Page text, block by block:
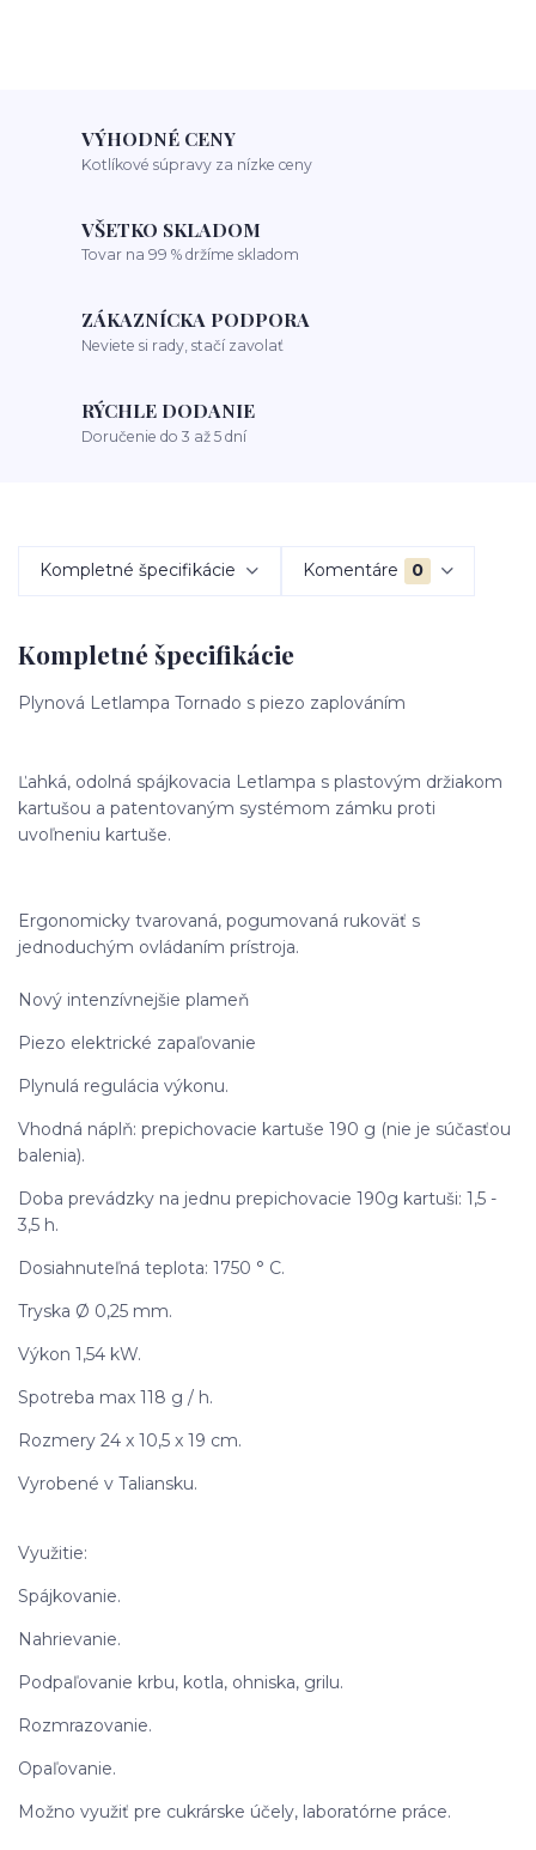
VÝHODNÉ CENY
Kotlíkové súpravy za nízke ceny
VŠETKO SKLADOM
Tovar na 99 % držíme skladom
ZÁKAZNÍCKA PODPORA
Neviete si rady, stačí zavolať
RÝCHLE DODANIE
Doručenie do 3 až 5 dní
Kompletné špecifikácie Komentáre 0
Kompletné špecifikácie
Plynová Letlampa Tornado s piezo zaplováním
Ľahká, odolná spájkovacia Letlampa s plastovým držiakom
kartušou a patentovaným systémom zámku proti
uvoľneniu kartuše.
Ergonomicky tvarovaná, pogumovaná rukoväť s
jednoduchým ovládaním prístroja.
Nový intenzívnejšie plameň
Piezo elektrické zapaľovanie
Plynulá regulácia výkonu.
Vhodná náplň: prepichovacie kartuše 190 g (nie je súčasťou
balenia).
Doba prevádzky na jednu prepichovacie 190g kartuši: 1,5 -
3,5 h.
Dosiahnuteľná teplota: 1750 ° C.
Tryska Ø 0,25 mm.
Výkon 1,54 kW.
Spotreba max 118 g / h.
Rozmery 24 x 10,5 x 19 cm.
Vyrobené v Taliansku.
Využitie:
Spájkovanie.
Nahrievanie.
Podpaľovanie krbu, kotla, ohniska, grilu.
Rozmrazovanie.
Opaľovanie.
Možno využiť pre cukrárske účely, laboratórne práce.